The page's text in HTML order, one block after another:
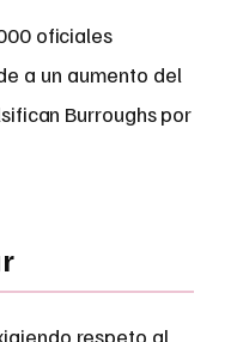
oficiales
a un aumento del
Burroughs por
respeto al